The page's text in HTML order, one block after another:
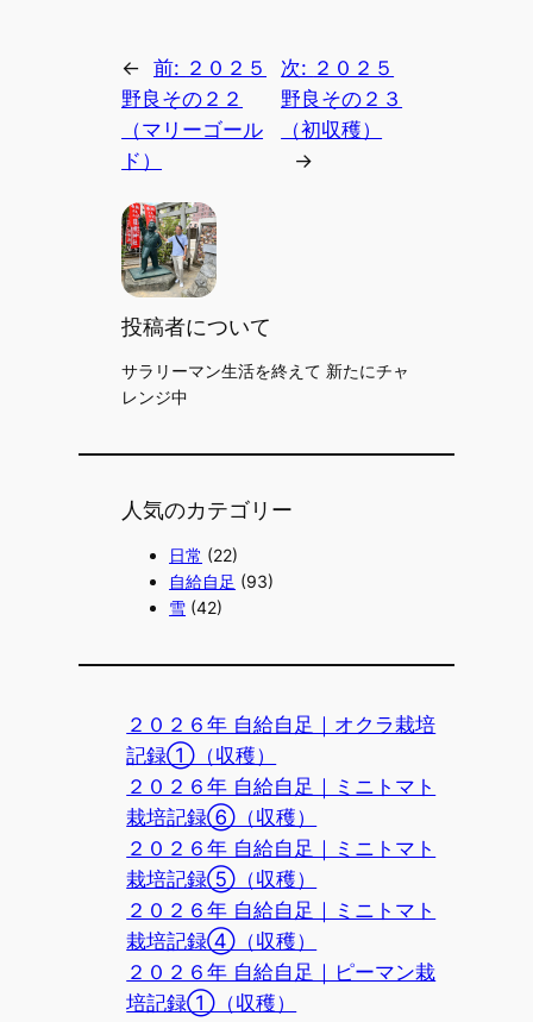
← 前: ２０２５
野良その２２
（マリーゴール
ド）
次: ２０２５
野良その２３
（初収穫）
→
投稿者について
サラリーマン生活を終えて 新たにチャ
レンジ中
人気のカテゴリー
日常 (22)
自給自足 (93)
雪 (42)
２０２６年 自給自足｜オクラ栽培
記録①（収穫）
２０２６年 自給自足｜ミニトマト
栽培記録⑥（収穫）
２０２６年 自給自足｜ミニトマト
栽培記録⑤（収穫）
２０２６年 自給自足｜ミニトマト
栽培記録④（収穫）
２０２６年 自給自足｜ピーマン栽
培記録①（収穫）